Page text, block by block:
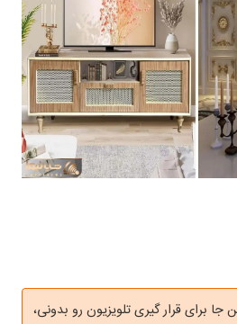
برای قرار گیری تلویزیون رو بدونی،